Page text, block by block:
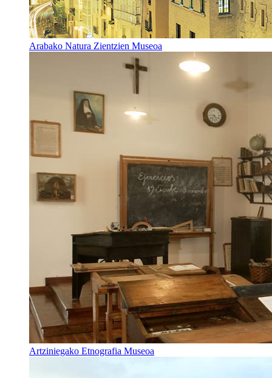
Arabako Natura Zientzien Museoa
Artziniegako Etnografia Museoa